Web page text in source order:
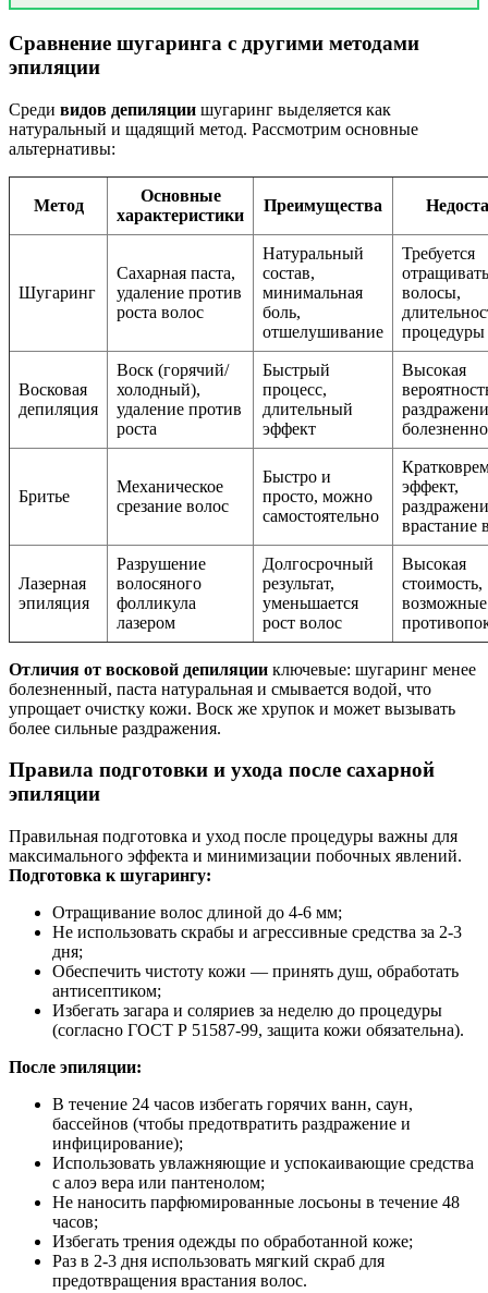
Сравнение шугаринга с другими методами
эпиляции
Среди видов депиляции шугаринг выделяется как
натуральный и щадящий метод. Рассмотрим основные
альтернативы:
Метод
Основные
характеристики
Преимущества
Шугаринг
Сахарная паста,
удаление против
роста волос
Натуральный
состав,
минимальная
боль,
отшелушивание
Требуется
отращивать
волосы,
процедуры
Восковая
депиляция
Воск (горячий/
холодный),
удаление против
роста
Быстрый
процесс,
длительный
эффект
Высокая
Бритье
Механическое
срезание волос
Быстро и
просто, можно
самостоятельно
эффект,
врастание
Лазерная
эпиляция
Разрушение
волосяного
фолликула
лазером
Долгосрочный
результат,
уменьшается
рост волос
Высокая
стоимость,
возможные
Отличия от восковой депиляции ключевые: шугаринг менее
болезненный, паста натуральная и смывается водой, что
упрощает очистку кожи. Воск же хрупок и может вызывать
более сильные раздражения.
Правила подготовки и ухода после сахарной
эпиляции
Правильная подготовка и уход после процедуры важны для
максимального эффекта и минимизации побочных явлений.
Подготовка к шугарингу:
Отращивание волос длиной до 4-6 мм;
Не использовать скрабы и агрессивные средства за 2-3
дня;
Обеспечить чистоту кожи — принять душ, обработать
антисептиком;
Избегать загара и соляриев за неделю до процедуры
(согласно ГОСТ Р 51587-99, защита кожи обязательна).
После эпиляции:
В течение 24 часов избегать горячих ванн, саун,
бассейнов (чтобы предотвратить раздражение и
инфицирование);
Использовать увлажняющие и успокаивающие средства
с алоэ вера или пантенолом;
Не наносить парфюмированные лосьоны в течение 48
часов;
Избегать трения одежды по обработанной коже;
Раз в 2-3 дня использовать мягкий скраб для
предотвращения врастания волос.